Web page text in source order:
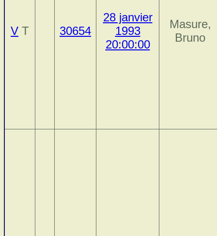
V T 30654
28 janvier
1993
20:00:00
Masure,
Bruno